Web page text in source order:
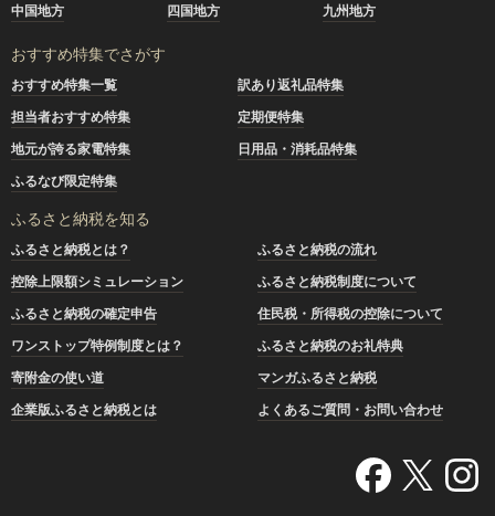
中国地方
四国地方 九州地方
おすすめ特集でさがす
おすすめ特集一覧
訳あり返礼品特集
担当者おすすめ特集
定期便特集
地元が誇る家電特集
日用品・消耗品特集
ふるなび限定特集
ふるさと納税を知る
ふるさと納税とは？
ふるさと納税の流れ
控除上限額シミュレーション
ふるさと納税制度について
ふるさと納税の確定申告
住民税・所得税の控除について
ワンストップ特例制度とは？
ふるさと納税のお礼特典
寄附金の使い道
マンガふるさと納税
企業版ふるさと納税とは
よくあるご質問・お問い合わせ